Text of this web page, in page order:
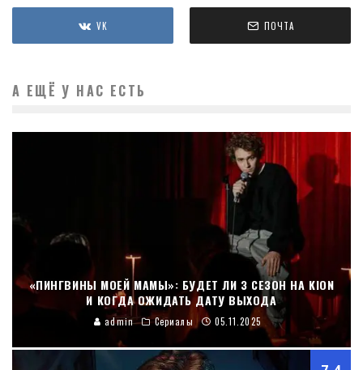
VK ПОЧТА
А ЕЩЁ У НАС ЕСТЬ
«ПИНГВИНЫ МОЕЙ МАМЫ»: БУДЕТ ЛИ 3 СЕЗОН НА KION
И КОГДА ОЖИДАТЬ ДАТУ ВЫХОДА
admin Сериалы 05.11.2025